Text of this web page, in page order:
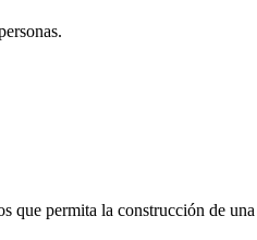
que permita la construcción de